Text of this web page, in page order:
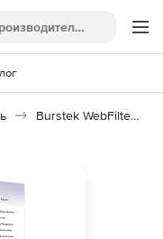
Burstek WebFilter ISA/TMG